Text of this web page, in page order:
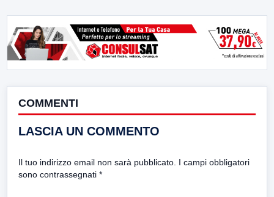
COMMENTI
LASCIA UN COMMENTO
Il tuo indirizzo email non sarà pubblicato. I campi obbligatori
sono contrassegnati *